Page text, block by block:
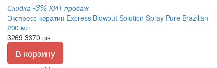
Скидка -3% ХИТ продаж
Экспресс-кератин Express Blowout Solution Spray Pure Brazilian
200 мл
3269 3370 грн
В корзину